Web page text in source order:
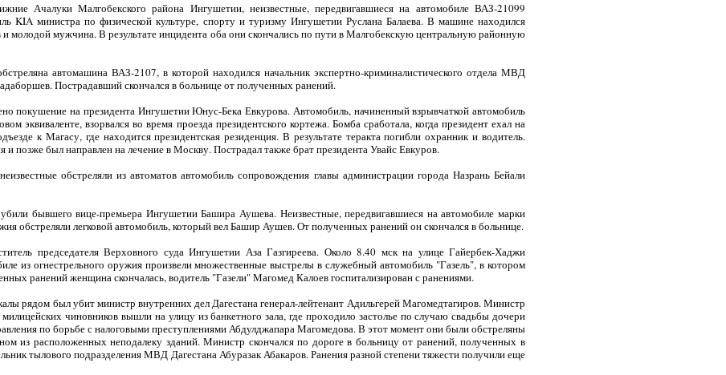
Ачалуки Малгобекского района Ингушетии, неизвестные, передвигавшиеся на автомобиле ВАЗ-21099
KIA министра по физической культуре, спорту и туризму Ингушетии Руслана Балаева. В машине находился
молодой мужчина. В результате инцидента оба они скончались по пути в Малгобекскую центральную районную
автомашина ВАЗ-2107, в которой находился начальник экспертно-криминалистического отдела МВД
Пострадавший скончался в больнице от полученных ранений.
покушение на президента Ингушетии Юнус-Бека Евкурова. Автомобиль, начиненный взрывчаткой автомобиль
эквиваленте, взорвался во время проезда президентского кортежа. Бомба сработала, когда президент ехал на
к Магасу, где находится президентская резиденция. В результате теракта погибли охранник и водитель.
и позже был направлен на лечение в Москву. Пострадал также брат президента Увайс Евкуров.
обстреляли из автоматов автомобиль сопровождения главы администрации города Назрань Бейали
бывшего вице-премьера Ингушетии Башира Аушева. Неизвестные, передвигавшиеся на автомобиле марки
обстреляли легковой автомобиль, который вел Башир Аушев. От полученных ранений он скончался в больнице.
председателя Верховного суда Ингушетии Аза Газгиреева. Около 8.40 мск на улице Гайербек-Хаджи
из огнестрельного оружия произвели множественные выстрелы в служебный автомобиль "Газель", в котором
ранений женщина скончалась, водитель "Газели" Магомед Калоев госпитализирован с ранениями.
рядом был убит министр внутренних дел Дагестана генерал-лейтенант Адильгерей Магомедтагиров. Министр
чиновников вышли на улицу из банкетного зала, где проходило застолье по случаю свадьбы дочери
по борьбе с налоговыми преступлениями Абдулджапара Магомедова. В этот момент они были обстреляны
из расположенных неподалеку зданий. Министр скончался по дороге в больницу от ранений, полученных в
тылового подразделения МВД Дагестана Абуразак Абакаров. Ранения разной степени тяжести получили еще